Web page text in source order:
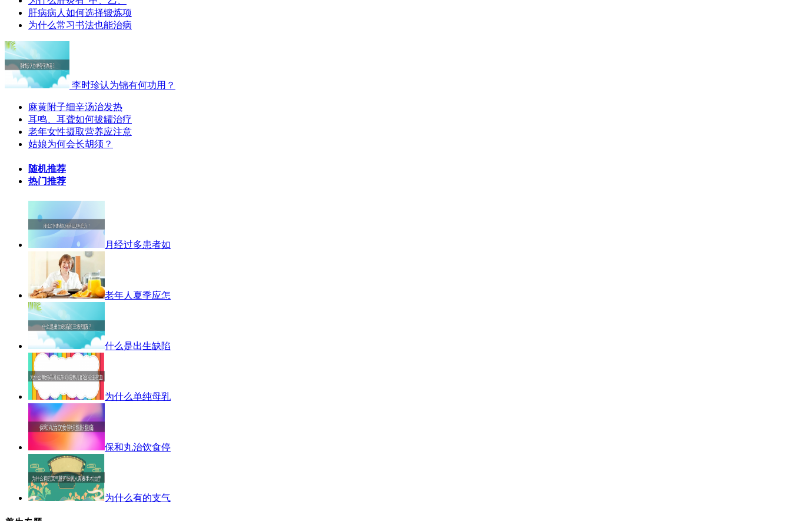
肝病病人如何选择锻炼项
为什么常习书法也能治病
李时珍认为锦有何功用？
麻黄附子细辛汤治发热
耳鸣、耳聋如何拔罐治疗
老年女性摄取营养应注意
姑娘为何会长胡须？
随机推荐
热门推荐
月经过多患者如
老年人夏季应怎
什么是出生缺陷
为什么单纯母乳
保和丸治饮食停
为什么有的支气